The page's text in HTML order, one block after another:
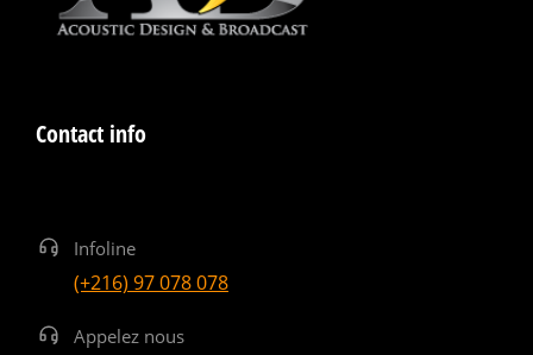
Contact info
Infoline
(+216) 97 078 078
Appelez nous